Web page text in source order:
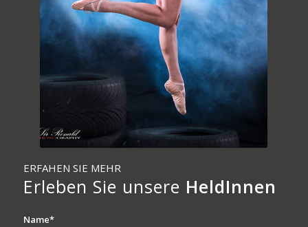
ERFAHEN SIE MEHR
Erleben Sie unsere HeldInnen
Name*